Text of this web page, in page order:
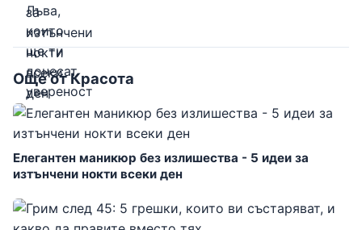
Още от Красота
Елегантен маникюр без излишества - 5 идеи за
изтънчени нокти всеки ден